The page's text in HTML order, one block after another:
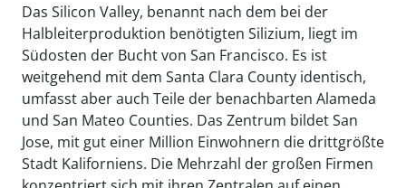
Das Silicon Valley, benannt nach dem bei der
Halbleiterproduktion benötigten Silizium, liegt im
Südosten der Bucht von San Francisco. Es ist
weitgehend mit dem Santa Clara County identisch,
umfasst aber auch Teile der benachbarten Alameda
und San Mateo Counties. Das Zentrum bildet San
Jose, mit gut einer Million Einwohnern die drittgrößte
Stadt Kaliforniens. Die Mehrzahl der großen Firmen